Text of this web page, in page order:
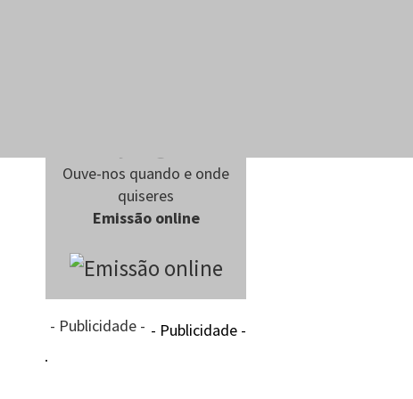
Ouve-nos quando e onde
quiseres
Emissão online
- Publicidade - - Publicidade -